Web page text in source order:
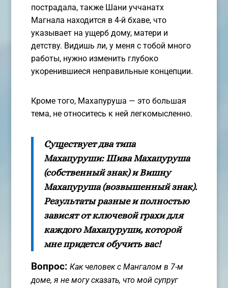
пострадала, также Шани уччанатх
Магнала находится в 4-й бхаве, что
указывает на ущерб дому, матери и
детству. Видишь ли, у меня с тобой много
работы, нужно изменить глубоко
укоренившиеся неправильные концепции.
Кроме того, Махапуруша — это большая
тема, не относитесь к ней легкомысленно.
Существует два типа
Махапуруши: Шива Махапуруша
(собственный знак) и Вишну
Махапуруша (возвышенный знак).
Результаты разные и полностью
зависят от ключевой грахи для
каждого Махапуруши, которой
мне придется обучить вас!
Вопрос: Как человек с Мангалом в 7-м
доме, я не могу сказать, что мой супруг